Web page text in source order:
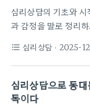
동대문 지역의 팝업
이벤트는 사람들 간
의 감정 표현을 편안
심리상담의 기초와
과 감정을 말로 정리
등 같은 문제를 해결
에서 상담자는 안전
스스로를 더 잘 이해
해결하고 싶은 주제와
format_list_bulleted 심리상담 · 2025-
심리상담으로 동
독이다